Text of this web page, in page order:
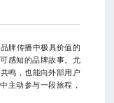
牌传播中极具价值的
感知的品牌故事。尤
鸣，也能向外部用户
主动参与一段旅程，